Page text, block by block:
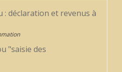
: déclaration et revenus à
"saisie des